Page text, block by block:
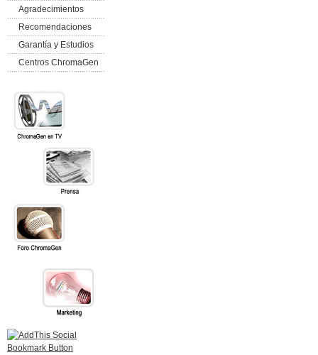
Agradecimientos
Recomendaciones
Garantía y Estudios
Centros ChromaGen